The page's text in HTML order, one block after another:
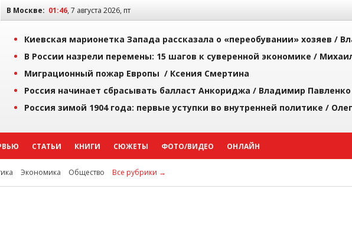
В Москве: 01:47, 7 августа 2026, пт
Киевская марионетка Запада рассказала о «переобувании» хозяев /
В России назрели перемены: 15 шагов к суверенной экономике /
Миграционный пожар Европы / Ксения Смертина
Россия начинает сбрасывать балласт Анкориджа / Владимир Павленко
Россия зимой 1904 года: первые уступки во внутренней политике /
СТАТЬИ КНИГИ СЮЖЕТЫ ФОТО/ВИДЕО ОНЛАЙН
Экономика Общество Все рубрики →